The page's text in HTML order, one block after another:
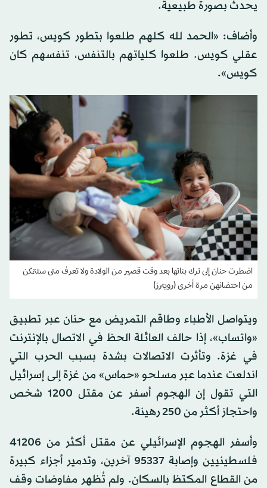
يحدث بصورة طبيعية.
وأضاف: «الحمد لله كلهم طلعوا بتطور كويس، تطور
عقلي كويس. طلعوا كلياتهم بالتنفس، تنفسهم كان
كويس».
اضطرت حنان إلى ترك بناتها بعد وقت قصير من الولادة ولا تعرف متى ستتمكن
من احتضانهن مرة أخرى (رويترز)
ويتواصل الأطباء وطاقم التمريض مع حنان عبر تطبيق
«واتساب»، إذا حالف العائلة الحظ في الاتصال بالإنترنت
في غزة. وتأثرت الاتصالات بشدة بسبب الحرب التي
اندلعت عندما عبر مسلحو «حماس» من غزة إلى إسرائيل
التي تقول إن الهجوم أسفر عن مقتل 1200 شخص
واحتجاز أكثر من 250 رهينة.
وأسفر الهجوم الإسرائيلي عن مقتل أكثر من 41206
فلسطينيين وإصابة 95337 آخرين، وتدمير أجزاء كبيرة
من القطاع المكتظ بالسكان. ولم تُظهر مفاوضات وقف